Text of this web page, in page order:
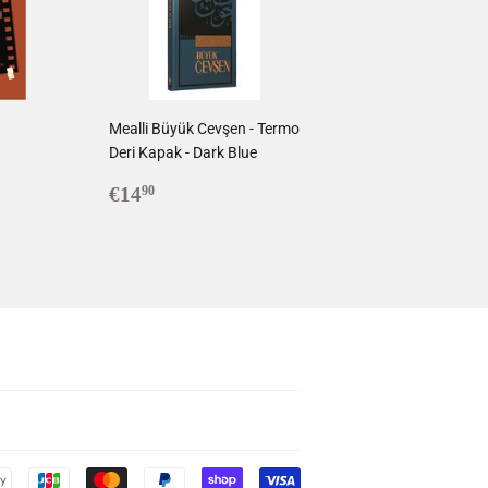
Mealli Büyük Cevşen - Termo
Deri Kapak - Dark Blue
Prix
€1490